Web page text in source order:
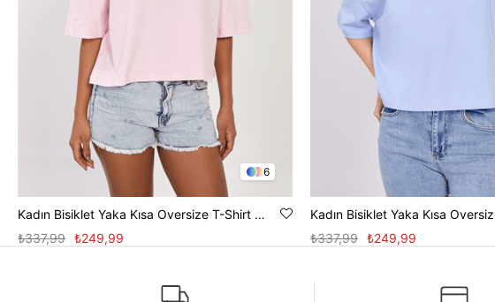
6
Kadın Bisiklet Yaka Kısa Oversize T-Shirt - Toz Pembe
₺249,99
₺337,99
₺249,99
₺337,99